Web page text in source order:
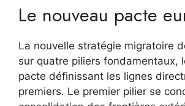
Le nouveau pacte
La nouvelle stratégie migratoire
sur quatre piliers fondamentaux,
pacte définissant les lignes
premiers. Le premier pilier se